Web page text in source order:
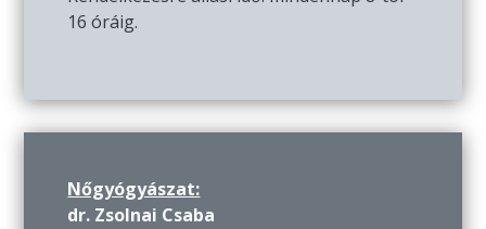
16 óráig.
Nőgyógyászat:
dr. Zsolnai Csaba